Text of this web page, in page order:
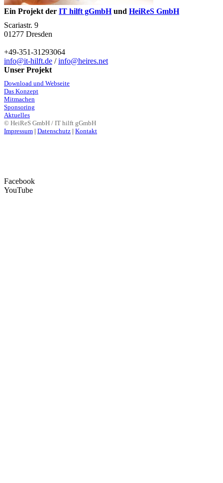
Ein Projekt der IT hilft gGmbHund HeiReS GmbH
Scariastr. 9
01277 Dresden
+49-351-31293064
info@it-hilft.de /info@heires.net
Unser Projekt
Download und Webseite
Das Konzept
Mitmachen
Sponsoring
Aktuelles
© HeiReS GmbH / IT hilft gGmbH
Impressum | Datenschutz | Kontakt
Facebook
YouTube